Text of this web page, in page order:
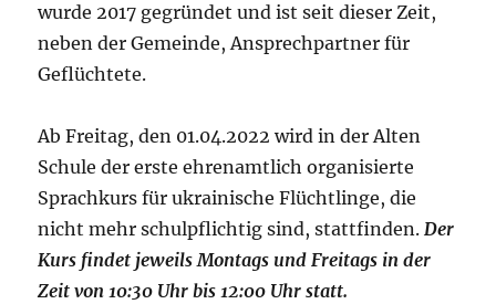
wurde 2017 gegründet und ist seit dieser Zeit,
neben der Gemeinde, Ansprechpartner für
Geflüchtete.
Ab Freitag, den 01.04.2022 wird in der Alten
Schule der erste ehrenamtlich organisierte
Sprachkurs für ukrainische Flüchtlinge, die
nicht mehr schulpflichtig sind, stattfinden.Der
Kurs findet jeweils Montags und Freitags in der
Zeit von 10:30 Uhr bis 12:00 Uhr statt.